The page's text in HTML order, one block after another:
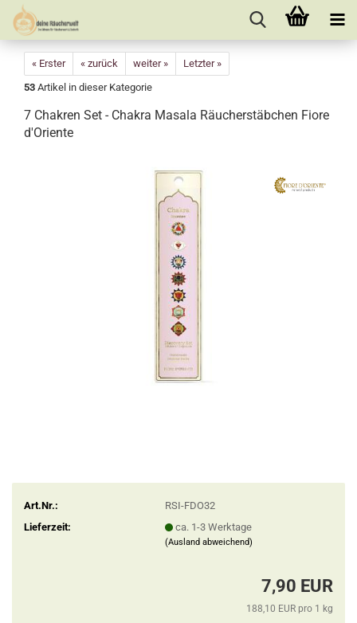
« Erster « zurück weiter »
Letzter »
53 Artikel in dieser Kategorie
7 Chakren Set - Chakra Masala Räucherstäbchen Fiore
d'Oriente
Art.Nr.:
RSI-FDO32
Lieferzeit:
ca. 1-3 Werktage
(Ausland abweichend)
7,90 EUR
188,10 EUR pro 1 kg